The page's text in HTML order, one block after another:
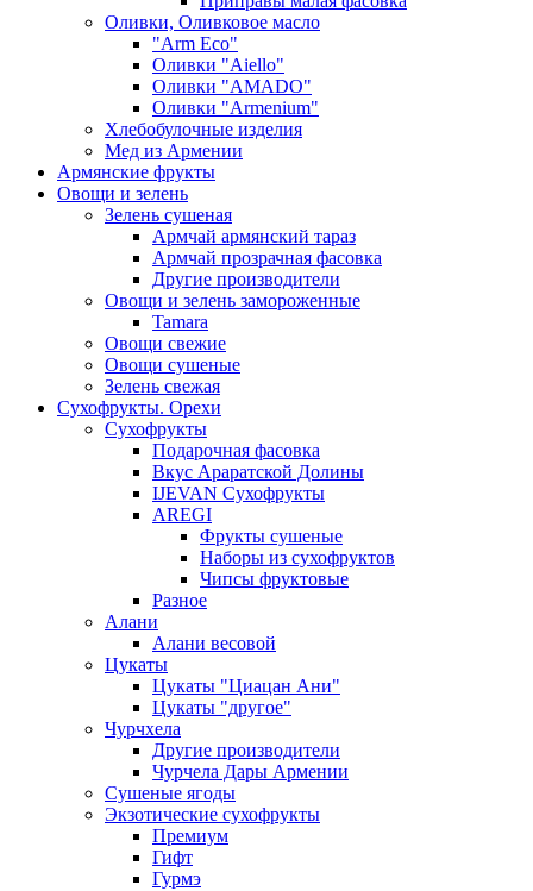
Оливки, Оливковое масло
"Arm Eco"
Оливки "Aiello"
Оливки "AMADO"
Оливки "Armenium"
Хлебобулочные изделия
Мед из Армении
Армянские фрукты
Овощи и зелень
Зелень сушеная
Армчай армянский тараз
Армчай прозрачная фасовка
Другие производители
Овощи и зелень замороженные
Tamara
Овощи свежие
Овощи сушеные
Зелень свежая
Сухофрукты. Орехи
Сухофрукты
Подарочная фасовка
Вкус Араратской Долины
IJEVAN Сухофрукты
AREGI
Фрукты сушеные
Наборы из сухофруктов
Чипсы фруктовые
Разное
Алани
Алани весовой
Цукаты
Цукаты "Циацан Ани"
Цукаты "другое"
Чурчхела
Другие производители
Чурчела Дары Армении
Сушеные ягоды
Экзотические сухофрукты
Премиум
Гифт
Гурмэ